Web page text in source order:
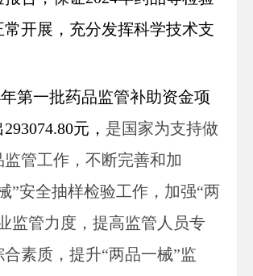
开展，充分发挥科学技术支
年第一批药品监管补助资金项
元， 是国家为支持做
管工作，不断完善和加
”安全抽样检验工作，加强“两
监管力度，提高监管人员专
素质，提升“两品一械”监